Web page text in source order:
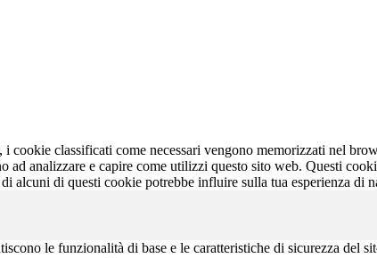
classificati come necessari vengono memorizzati nel
analizzare e capire come utilizzi questo sito web. Questi
alcuni di questi cookie potrebbe influire sulla tua esperienza di
le funzionalità di base e le caratteristiche di sicurezza del